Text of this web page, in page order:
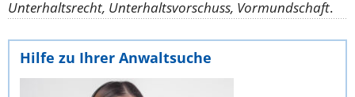
Unterhaltsrecht, Unterhaltsvorschuss, Vormundschaft.
Hilfe zu Ihrer Anwaltsuche